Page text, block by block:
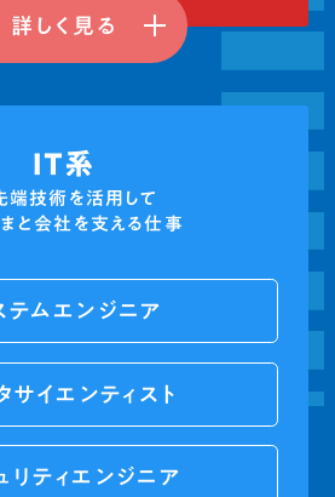
詳しく見る
IT系
端技術を活用して
と会社を支える仕事
テムエンジニア
サイエンティスト
リティエンジニア